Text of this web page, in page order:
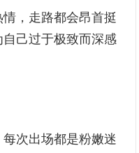
，走路都会昂首挺
己过于极致而深感
次出场都是粉嫩迷